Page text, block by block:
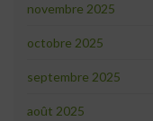
novembre 2025
octobre 2025
septembre 2025
août 2025